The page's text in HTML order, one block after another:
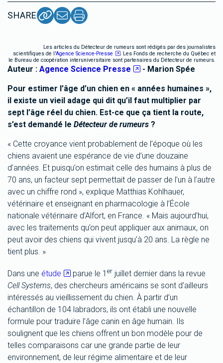
SHARE
Les articles du Détecteur de rumeurs sont rédigés par des journalistes
scientifiques de l'Agence Science-Presse
. Les Fonds de recherche du Québec et
le Bureau de coopération interuniversitaire sont partenaires du Détecteur de rumeurs.
Auteur : Agence Science Presse - Marion Spée
Pour estimer l’âge d’un chien en « années humaines »,
il existe un vieil adage qui dit qu’il faut multiplier par
sept l’âge réel du chien. Est-ce que ça tient la route,
s’est demandé le Détecteur de rumeurs ?
« Cette croyance vient probablement de l’époque où les
chiens avaient une espérance de vie d’une douzaine
d’années. Et puisqu’on estimait celle des humains à plus de
70 ans, un facteur sept permettait de passer de l’un à l’autre
avec un chiffre rond », explique Matthias Kohlhauer,
vétérinaire et enseignant en pharmacologie à l’École
nationale vétérinaire d’Alfort, en France. « Mais aujourd’hui,
avec les traitements qu’on peut appliquer aux animaux, on
peut avoir des chiens qui vivent jusqu’à 20 ans. La règle ne
tient plus. »
Dans une étude parue le 1 er juillet dernier dans la revue
Cell Systems, des chercheurs américains se sont d’ailleurs
intéressés au vieillissement du chien. À partir d’un
échantillon de 104 labradors, ils ont établi une nouvelle
formule pour traduire l’âge canin en âge humain. Ils
soulignent que les chiens offrent un bon modèle pour de
telles comparaisons car une grande partie de leur
environnement, de leur régime alimentaire et de leur